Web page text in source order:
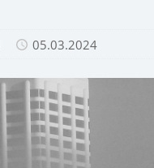
05.03.2024